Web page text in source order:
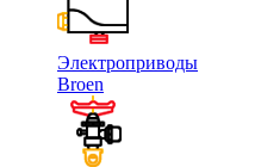
Электроприводы
Broen